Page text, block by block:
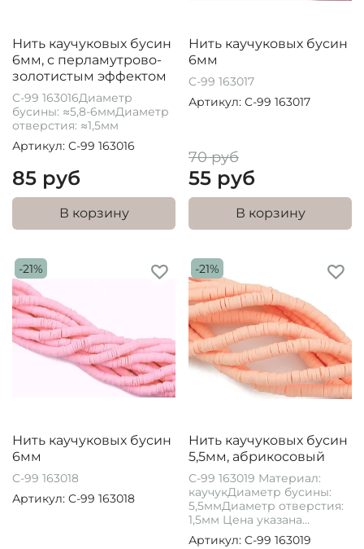
Нить каучуковых бусин
6мм, с перламутрово-
золотистым эффектом
C-99 163016Диаметр
бусины: ≈5,8-6ммДиаметр
отверстия: ≈1,5мм
Артикул: C-99 163016
85 руб
В корзину
Нить каучуковых бусин
6мм
C-99 163017
Артикул: C-99 163017
70 руб
55 руб
В корзину
-21%
Нить каучуковых бусин
6мм
C-99 163018
Артикул: C-99 163018
-21%
Нить каучуковых бусин
5,5мм, абрикосовый
С-99 163019 Материал:
каучукДиаметр бусины:
5,5ммДиаметр отверстия:
1,5мм Цена указана...
Артикул: C-99 163019